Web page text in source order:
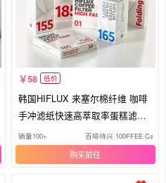
58 低价
韩国HIFLUX 来塞尔棉纤维 咖啡
手冲滤纸快速高萃取率蛋糕滤纸/
盒
销量100+ 百啡待兴 100FFEE Cafe
购买